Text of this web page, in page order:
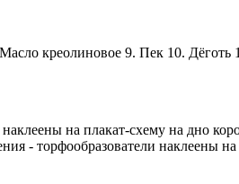
креолиновое 9. Пек 10. Дёготь
на плакат-схему на дно
- торфообразователи наклеены